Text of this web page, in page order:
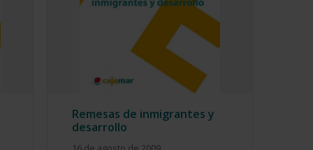
Remesas de inmigrantes y
desarrollo